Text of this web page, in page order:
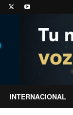
INTERNACIONAL